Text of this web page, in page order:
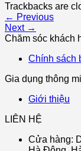
Trackbacks are
← Previous
Next →
Chăm sóc khách
Chính sách
Gia dụng thông
Giới thiệu
LIÊN HỆ
Cửa hàng: